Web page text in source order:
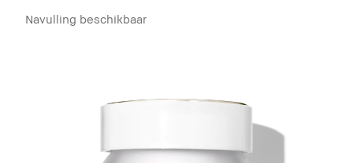
Navulling beschikbaar